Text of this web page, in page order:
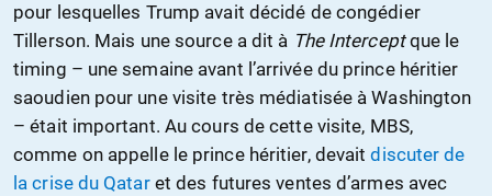
pour lesquelles Trump avait décidé de congédier
Tillerson. Mais une source a dit à The Interceptque le
timing – une semaine avant l’arrivée du prince héritier
saoudien pour une visite très médiatisée à Washington
– était important. Au cours de cette visite, MBS,
comme on appelle le prince héritier, devaitdiscuter de
la crise du Qataret des futures ventes d’armes avec